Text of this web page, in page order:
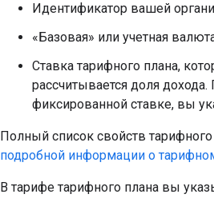
Идентификатор вашей
«Базовая» или учетная
Ставка тарифного плана,
рассчитывается доля
фиксированной ставке, вы
Полный список свойств
подробной информации о
В тарифе тарифного плана вы